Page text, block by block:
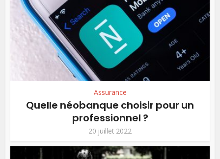
Assurance
Quelle néobanque choisir pour un
professionnel ?
20 juillet 2022